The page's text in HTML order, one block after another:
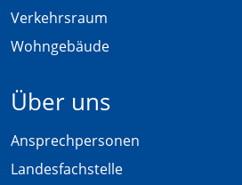
Verkehrsraum
Wohngebäude
Über uns
Ansprechpersonen
Landesfachstelle